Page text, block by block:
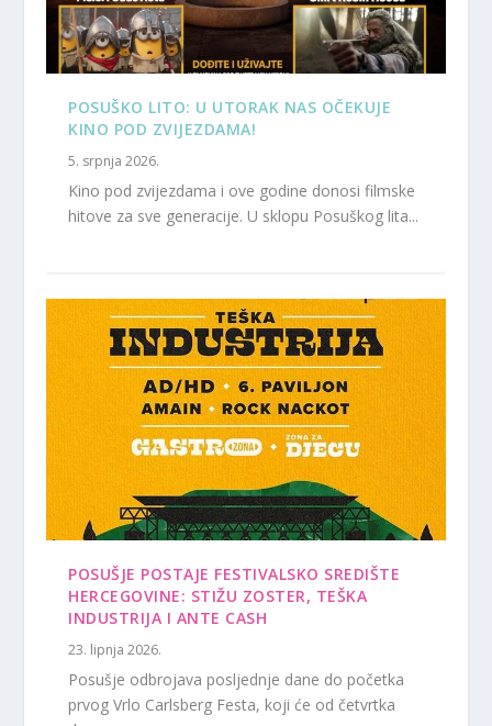
POSUŠKO LITO: U UTORAK NAS OČEKUJE
KINO POD ZVIJEZDAMA!
5. srpnja 2026.
Kino pod zvijezdama i ove godine donosi filmske
hitove za sve generacije. U sklopu Posuškog lita...
POSUŠJE POSTAJE FESTIVALSKO SREDIŠTE
HERCEGOVINE: STIŽU ZOSTER, TEŠKA
INDUSTRIJA I ANTE CASH
23. lipnja 2026.
Posušje odbrojava posljednje dane do početka
prvog Vrlo Carlsberg Festa, koji će od četvrtka